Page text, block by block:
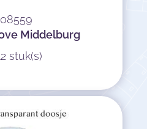
Middelburg
stuk(s)